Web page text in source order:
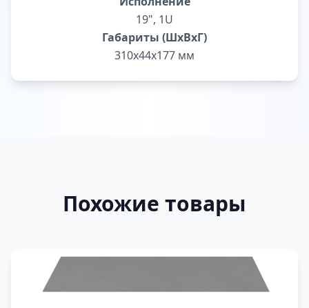
19", 1U
Габариты (ШxВxГ)
310х44х177 мм
Похожие товары